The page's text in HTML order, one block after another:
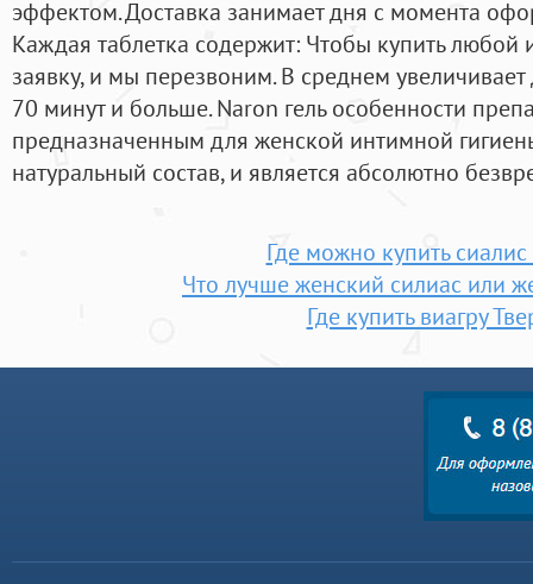
эффектом. Доставка занимает дня с момента
Каждая таблетка содержит: Чтобы купить любой
заявку, и мы перезвоним. В среднем увеличивает
70 минут и больше. Naron гель особенности
предназначенным для женской интимной
натуральный состав, и является абсолютно
Где можно купить сиалис
Что лучше женский силиас или
Где купить виагру